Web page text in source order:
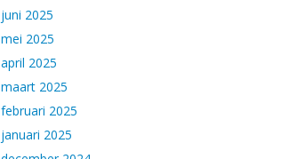
juni 2025
mei 2025
april 2025
maart 2025
februari 2025
januari 2025